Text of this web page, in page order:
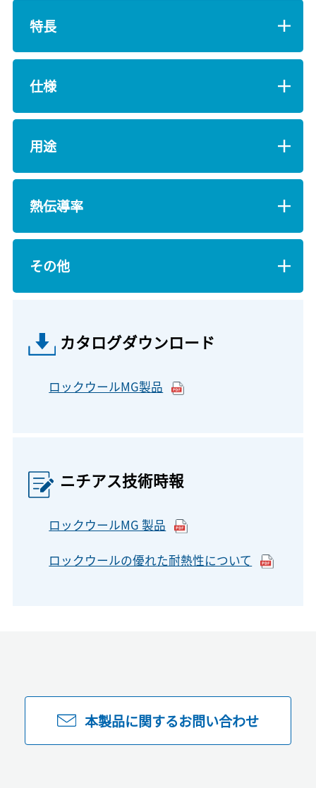
特長
仕様
用途
熱伝導率
その他
カタログダウンロード
ロックウールMG製品
ニチアス技術時報
ロックウールMG 製品
ロックウールの優れた耐熱性について
本製品に関するお問い合わせ